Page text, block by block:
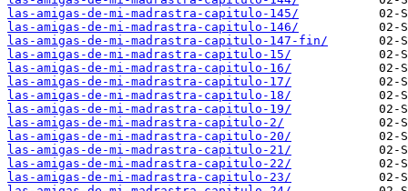
las-amigas-de-mi-madrastra-capitulo-145/
las-amigas-de-mi-madrastra-capitulo-146/
las-amigas-de-mi-madrastra-capitulo-147-fin/
las-amigas-de-mi-madrastra-capitulo-15/
las-amigas-de-mi-madrastra-capitulo-16/
las-amigas-de-mi-madrastra-capitulo-17/
las-amigas-de-mi-madrastra-capitulo-18/
las-amigas-de-mi-madrastra-capitulo-19/
las-amigas-de-mi-madrastra-capitulo-2/
las-amigas-de-mi-madrastra-capitulo-20/
las-amigas-de-mi-madrastra-capitulo-21/
las-amigas-de-mi-madrastra-capitulo-22/
las-amigas-de-mi-madrastra-capitulo-23/